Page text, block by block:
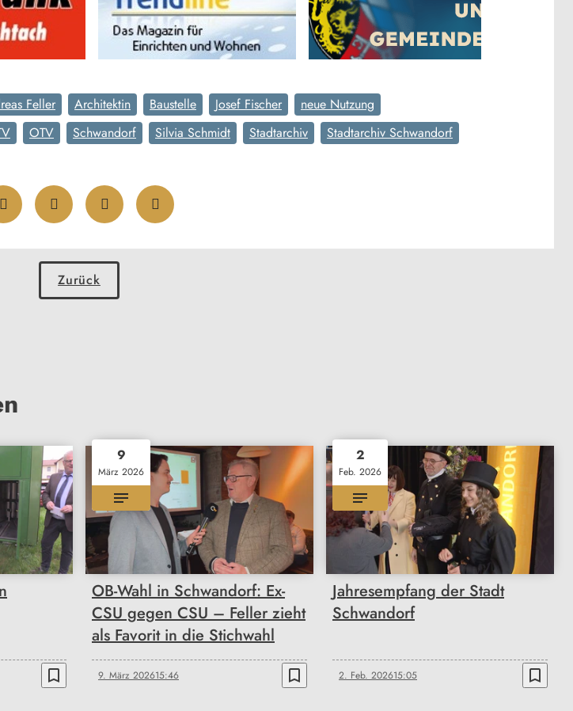
Feller Architektin Baustelle Josef Fischer
neue Nutzung
OTV Schwandorf Silvia Schmidt Stadtarchiv Stadtarchiv Schwandorf
Zurück
bookmark_border
9
März 2026
OB-Wahl in Schwandorf: Ex-
CSU gegen CSU – Feller zieht
als Favorit in die Stichwahl
9. März 202615:46 bookmark_border
2
Feb. 2026
Jahresempfang der Stadt
Schwandorf
2. Feb. 202615:05 bookmark_border